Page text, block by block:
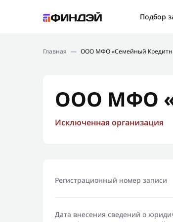
Подбор
Новости
Главная — ООО МФО «Семейный
ООО МФО
Исключенная организация
Регистрационный номер записи
Дата внесения сведений о